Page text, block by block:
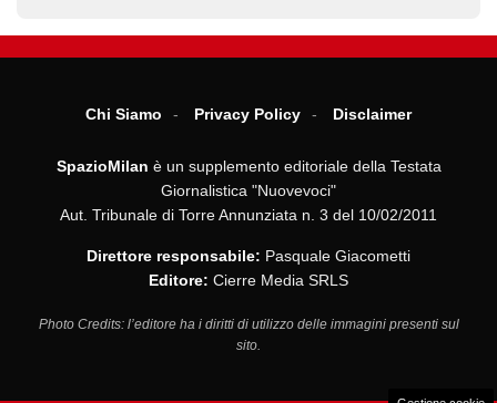
Chi Siamo Privacy Policy Disclaimer
SpazioMilan è un supplemento editoriale della Testata
Giornalistica "Nuovevoci"
Aut. Tribunale di Torre Annunziata n. 3 del 10/02/2011
Direttore responsabile: Pasquale Giacometti
Editore: Cierre Media SRLS
Photo Credits: l’editore ha i diritti di utilizzo delle immagini presenti sul
sito.